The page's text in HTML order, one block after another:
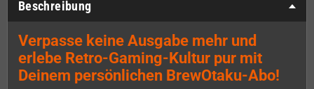
Beschreibung
Verpasse keine Ausgabe mehr und
erlebe Retro-Gaming-Kultur pur mit
Deinem persönlichen BrewOtaku-Abo!